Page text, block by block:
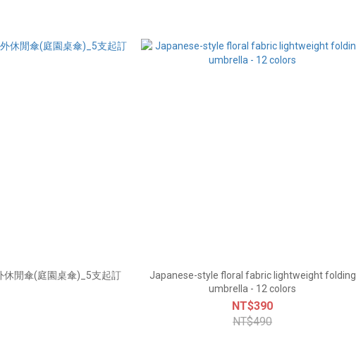
休閒傘(庭園桌傘)_5支起訂
Japanese-style floral fabric lightweight folding
umbrella - 12 colors
NT$390
NT$490